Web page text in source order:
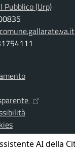
Pubblico (Urp)